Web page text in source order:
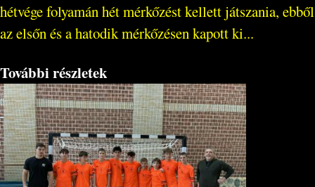
hétvége folyamán hét mérkőzést kellett játszania, ebből
az elsőn és a hatodik mérkőzésen kapott ki...
További részletek